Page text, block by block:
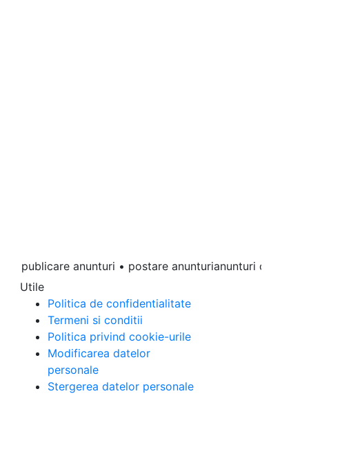
publicare anunturi • postare anunturianunturi online •
Utile
Politica de confidentialitate
Termeni si conditii
Politica privind cookie-urile
Modificarea datelor
personale
Stergerea datelor personale